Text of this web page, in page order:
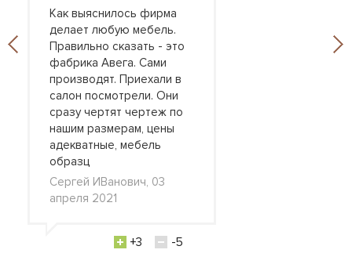
Как выяснилось фирма
делает любую мебель.
Правильно сказать - это
фабрика Авега. Сами
производят. Приехали в
салон посмотрели. Они
сразу чертят чертеж по
нашим размерам, цены
адекватные, мебель
образц
Сергей ИВанович, 03
апреля 2021
+3 -5